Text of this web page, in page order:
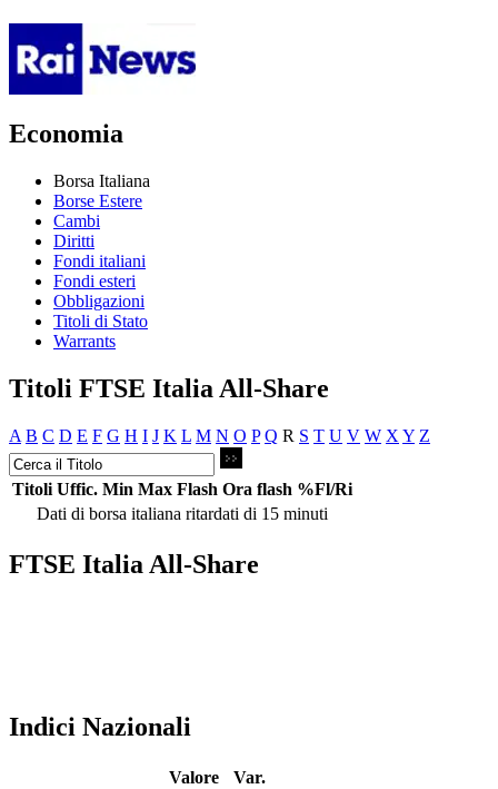
Economia
Borsa Italiana
Borse Estere
Cambi
Diritti
Fondi italiani
Fondi esteri
Obbligazioni
Titoli di Stato
Warrants
Titoli FTSE Italia All-Share
A B C D E F G H I J K L M N O P Q R S T U V W X Y Z
Titoli Uffic. Min Max Flash Ora flash %Fl/Ri
Dati di borsa italiana ritardati di 15 minuti
FTSE Italia All-Share
Indici Nazionali
Valore
Var.